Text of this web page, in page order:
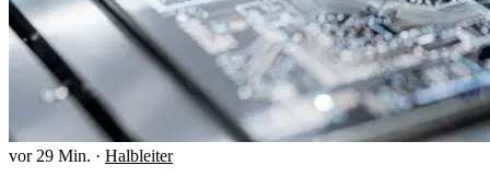
vor 29 Min. · Halbleiter